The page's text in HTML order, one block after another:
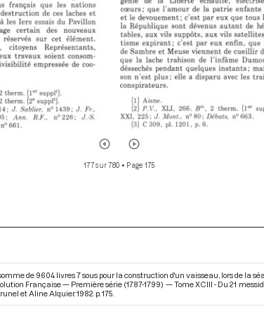
177 sur 780 • Page 175
de 9604 livres 7 sous pour la construction d'un vaisseau, lors de la
Française — Première série (1787-1799) — Tome XCIII - Du 21
et Aline Alquier. 1982. p. 175.